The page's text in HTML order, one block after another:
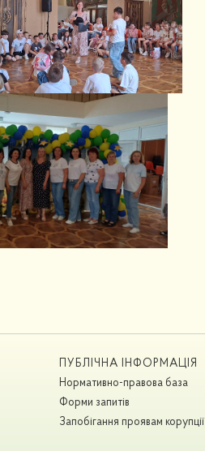
ПУБЛІЧНА ІНФОРМАЦІЯ
Нормативно-правова база
Форми запитів
Запобігання проявам корупції